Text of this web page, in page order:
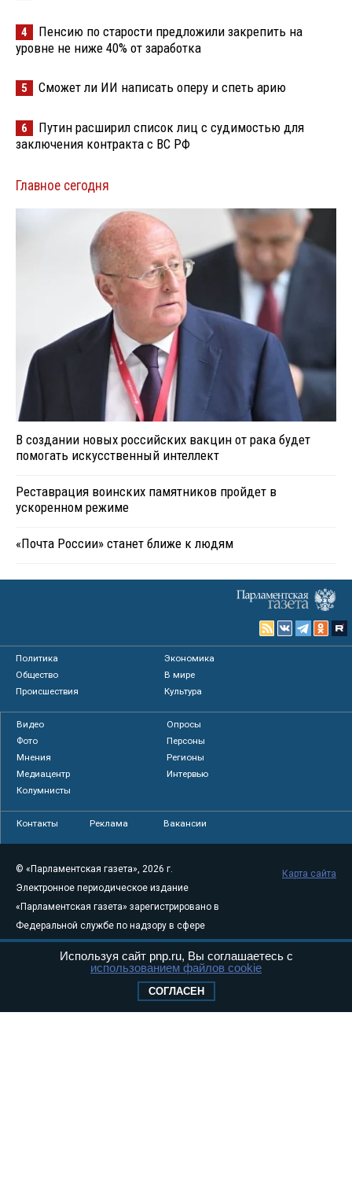
4
Пенсию по старости предложили закрепить на
уровне не ниже 40% от заработка
5 Сможет ли ИИ написать оперу и спеть арию
6
Путин расширил список лиц с судимостью для
заключения контракта с ВС РФ
Главное сегодня
В создании новых российских вакцин от рака будет
помогать искусственный интеллект
Реставрация воинских памятников пройдет в
ускоренном режиме
«Почта России» станет ближе к людям
Политика
Экономика
Общество
В мире
Происшествия
Культура
Видео
Опросы
Фото
Персоны
Мнения
Регионы
Медиацентр
Интервью
Колумнисты
Контакты Реклама Вакансии
© «Парламентская газета», 2026 г.
Электронное периодическое издание
«Парламентская газета» зарегистрировано в
Федеральной службе по надзору в сфере
связи, информационных технологий и
массовых коммуникаций (Роскомнадзор) 05
Свидетельство о регистрации Эл № ФС77-
Карта сайта
Используя сайт pnp.ru, Вы соглашаетесь с
использованием файлов cookie
СОГЛАСЕН